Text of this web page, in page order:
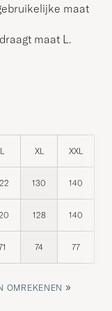
maat
maat L .
L XL XXL
130 140
128 140
74 77
OMREKENEN »